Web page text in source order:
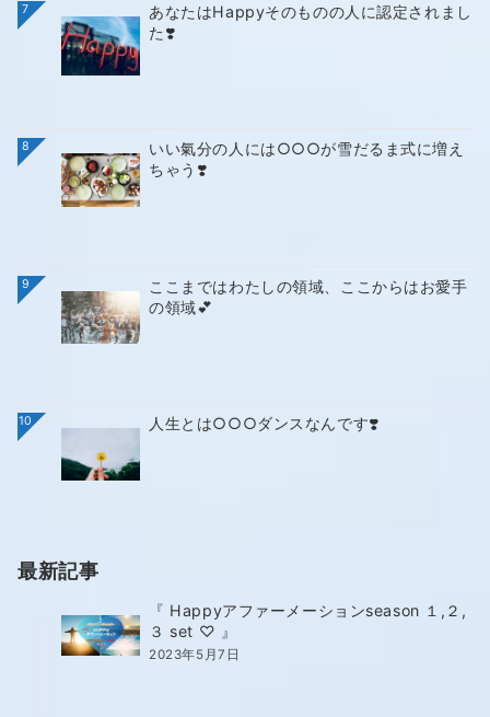
7
あなたはHappyそのものの人に認定されまし
た❣️
8
いい氣分の人には○○○が雪だるま式に増え
ちゃう❣️
9
ここまではわたしの領域、ここからはお愛手
の領域💕
10 人生とは○○○ダンスなんです❣️
最新記事
『 Happyアファーメーションseason １,２,
３ set ♡ 』
2023年5月7日